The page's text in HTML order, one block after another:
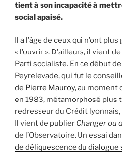
tient à son incapacité à
social apaisé.
Il a l’âge de ceux qui n’ont
« l’ouvrir ». D’ailleurs, il vient
Parti socialiste. En ce début
Peyrelevade, qui fut le
de Pierre Mauroy, au moment
en 1983, métamorphosé plus
redresseur du Crédit lyonnais,
Il vient de publier Changer ou
de l’Observatoire. Un essai
de déliquescence du dialogue